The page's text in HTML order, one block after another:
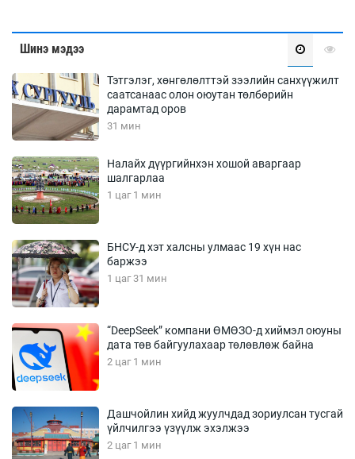
Шинэ мэдээ
Тэтгэлэг, хөнгөлөлттэй зээлийн санхүүжилт
саатсанаас олон оюутан төлбөрийн
дарамтад оров
31 мин
Налайх дүүргийнхэн хошой аваргаар
шалгарлаа
1 цаг 1 мин
БНСУ-д хэт халсны улмаас 19 хүн нас
баржээ
1 цаг 31 мин
“DeepSeek” компани ӨМӨЗО-д хиймэл оюуны
дата төв байгуулахаар төлөвлөж байна
2 цаг 1 мин
Дашчойлин хийд жуулчдад зориулсан тусгай
үйлчилгээ үзүүлж эхэлжээ
2 цаг 1 мин